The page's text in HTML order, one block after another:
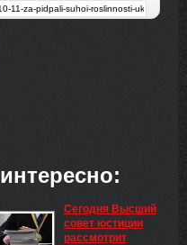
Сегодня Высший
совет юстиции
рассмотрит